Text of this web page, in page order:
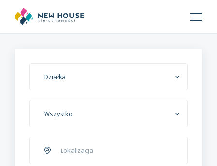
Działka
Wszystko